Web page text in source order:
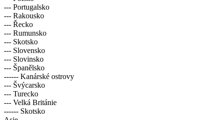
--- Portugalsko
--- Rakousko
--- Řecko
--- Rumunsko
--- Skotsko
--- Slovensko
--- Slovinsko
--- Španělsko
------ Kanárské ostrovy
--- Švýcarsko
--- Turecko
--- Velká Británie
------ Skotsko